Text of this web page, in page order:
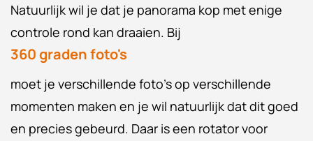
Natuurlijk wil je dat je panorama kop met enige
controle rond kan draaien. Bij
360 graden foto's
moet je verschillende foto's op verschillende
momenten maken en je wil natuurlijk dat dit goed
en precies gebeurd. Daar is een rotator voor